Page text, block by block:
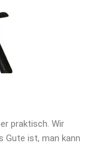
praktisch. Wir
Gute ist, man kann